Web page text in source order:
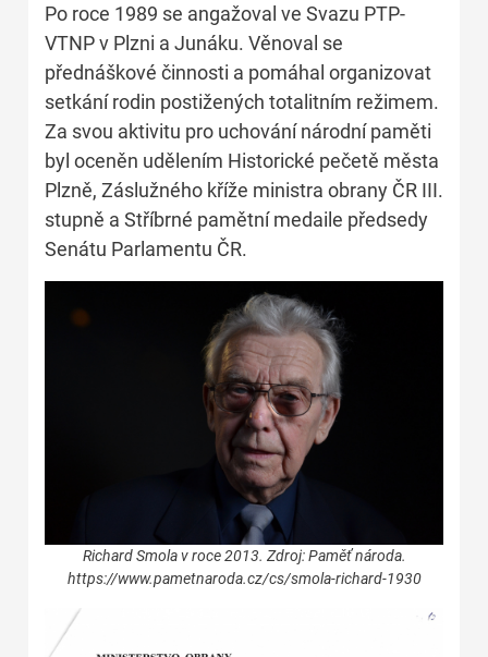
Po roce 1989 se angažoval ve Svazu PTP-
VTNP v Plzni a Junáku. Věnoval se
přednáškové činnosti a pomáhal organizovat
setkání rodin postižených totalitním režimem.
Za svou aktivitu pro uchování národní paměti
byl oceněn udělením Historické pečetě města
Plzně, Záslužného kříže ministra obrany ČR III.
stupně a Stříbrné pamětní medaile předsedy
Senátu Parlamentu ČR.
Richard Smola v roce 2013. Zdroj: Paměť národa.
https://www.pametnaroda.cz/cs/smola-richard-1930